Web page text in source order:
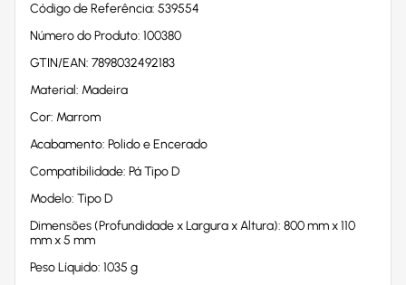
Código de Referência: 539554
Número do Produto: 100380
GTIN/EAN: 7898032492183
Material: Madeira
Cor: Marrom
Acabamento: Polido e Encerado
Compatibilidade: Pá Tipo D
Modelo: Tipo D
Dimensões (Profundidade x Largura x Altura): 800 mm x 110
mm x 5 mm
Peso Líquido: 1035 g